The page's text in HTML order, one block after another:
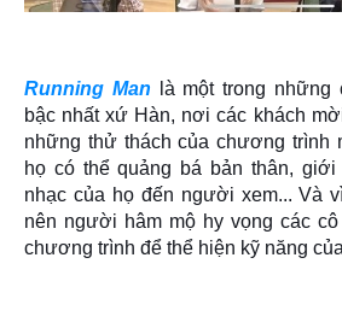
Running Man là một trong
bậc nhất xứ Hàn, nơi các khách
những thử thách của chương trình
họ có thể quảng bá bản thân,
nhạc của họ đến người xem... Và
nên người hâm mộ hy vọng các
chương trình để thể hiện kỹ năng